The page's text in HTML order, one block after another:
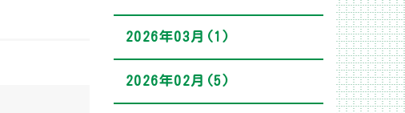
2026年03月(1)
2026年02月(5)